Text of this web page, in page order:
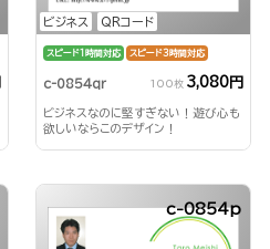
ビジネス QRコード
スピード1時間対応 スピード3時間対応
c-0854qr 100枚 3,080円
ビジネスなのに堅すぎない！遊び心も
欲しいならこのデザイン！
c-0854p